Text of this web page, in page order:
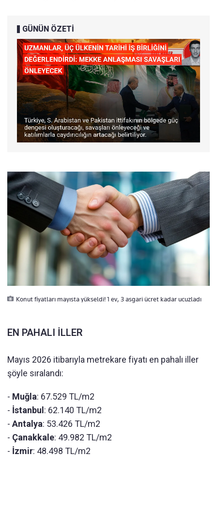
GÜNÜN ÖZETİ
Konut fiyatları mayısta yükseldi! 1 ev, 3 asgari ücret kadar ucuzladı
EN PAHALI İLLER
Mayıs 2026 itibarıyla metrekare fiyatı en pahalı iller
şöyle sıralandı:
- Muğla: 67.529 TL/m2
- İstanbul : 62.140 TL/m2
- Antalya: 53.426 TL/m2
- Çanakkale: 49.982 TL/m2
- İzmir: 48.498 TL/m2